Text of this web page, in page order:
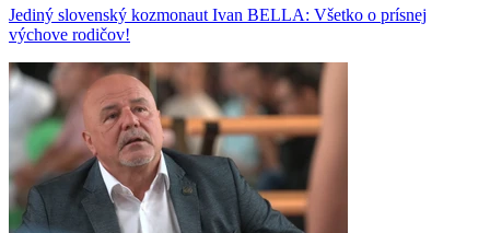
Jediný slovenský kozmonaut Ivan BELLA: Všetko o prísnej
výchove rodičov!